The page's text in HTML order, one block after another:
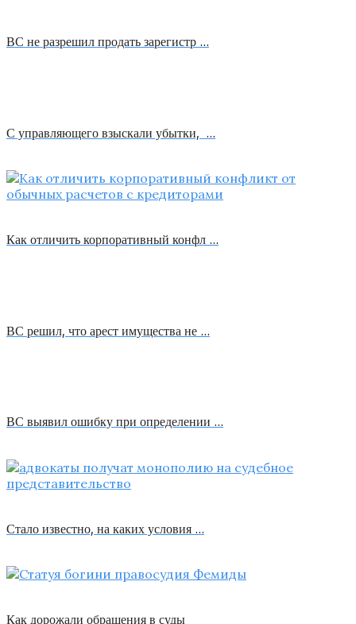
ВС не разрешил продать зарегистр …
С управляющего взыскали убытки, …
Как отличить корпоративный конфл …
ВС решил, что арест имущества не …
ВС выявил ошибку при определении …
Стало известно, на каких условия …
Как дорожали обращения в суды